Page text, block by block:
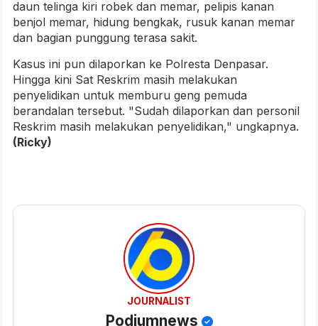
daun telinga kiri robek dan memar, pelipis kanan
benjol memar, hidung bengkak, rusuk kanan memar
dan bagian punggung terasa sakit.
Kasus ini pun dilaporkan ke Polresta Denpasar.
Hingga kini Sat Reskrim masih melakukan
penyelidikan untuk memburu geng pemuda
berandalan tersebut. "Sudah dilaporkan dan personil
Reskrim masih melakukan penyelidikan," ungkapnya.
(Ricky)
JOURNALIST
Podiumnews